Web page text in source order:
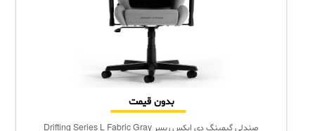
بدون قیمت
صندلی گیمینگ دی ایکس ریسر Drifting Series L Fabric Gray